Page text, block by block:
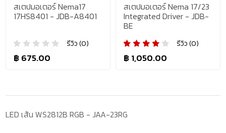
สเตปมอเตอร์ Nema17
17HS8401 - JDB-A8401
รีวิว (0)
฿ 675.00
สเตปมอเตอร์ Nema 17/23
Integrated Driver - JDB-
BE
รีวิว (0)
฿ 1,050.00
LED เส้น WS2812B RGB - JAA-23RG